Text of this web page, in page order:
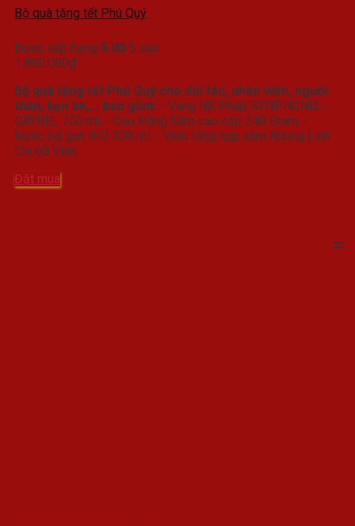
Bộ quà tặng tết Phú Quý
Được xếp hạng 5.00 5 sao
1.800.000₫
Bộ quà tặng tết Phú Quý cho đối tác, nhân viên, người
thân, bạn bè,... bao gồm: - Vang NK Pháp SYNPHONIE -
GAYREL 750 ml. - Cao Hồng Sâm cao cấp 240 Gram. -
Nước bổ gan BIO 100 ml. - Viên tổng hợp sâm Nhung Linh
Chi 60 Viên.
Đặt mua